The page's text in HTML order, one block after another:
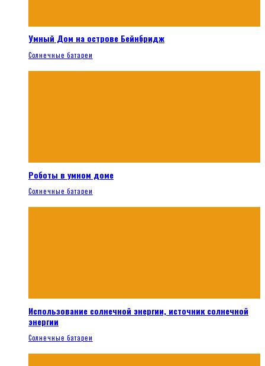
Умный Дом на острове Бейнбридж
Солнечные батареи
Роботы в умном доме
Солнечные батареи
Использование солнечной энергии, источник солнечной
энергии
Солнечные батареи